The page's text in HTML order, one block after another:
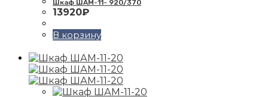
Шкаф ШАМ-11- 920/370
13920₽
В корзину